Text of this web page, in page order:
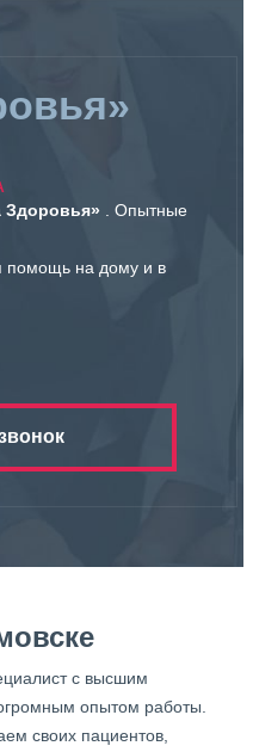
Здоровья»
. Опытные
помощь на дому и в
с высшим
опытом работы.
своих пациентов,